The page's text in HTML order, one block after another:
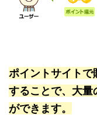
ポイントサイト
することで、大
ができます。